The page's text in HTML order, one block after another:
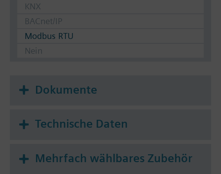
KNX
BACnet/IP
Modbus RTU
Nein
Dokumente
Technische Daten
Mehrfach wählbares Zubehör